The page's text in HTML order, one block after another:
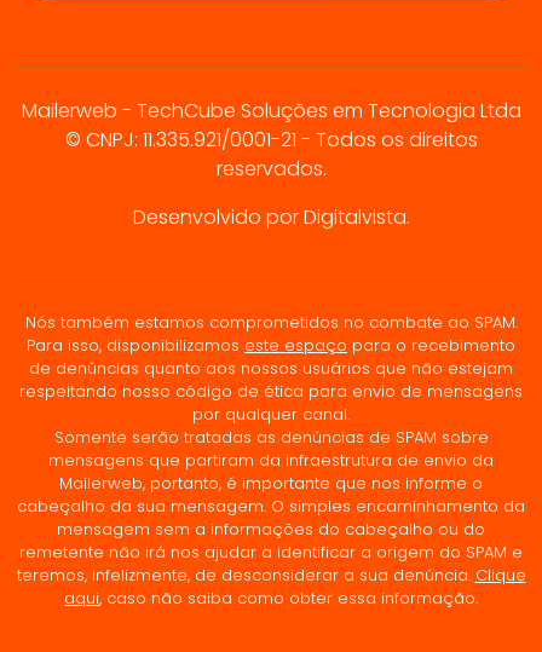
Mailerweb - TechCube Soluções em Tecnologia Ltda
© CNPJ: 11.335.921/0001-21 - Todos os direitos
reservados.
Desenvolvido por Digitalvista.
Nós também estamos comprometidos no combate ao SPAM.
Para isso, disponibilizamos este espaço para o recebimento
de denúncias quanto aos nossos usuários que não estejam
respeitando nosso código de ética para envio de mensagens
por qualquer canal.
Somente serão tratadas as denúncias de SPAM sobre
mensagens que partiram da infraestrutura de envio da
Mailerweb, portanto, é importante que nos informe o
cabeçalho da sua mensagem. O simples encaminhamento da
mensagem sem a informações do cabeçalho ou do
remetente não irá nos ajudar a identificar a origem do SPAM e
teremos, infelizmente, de desconsiderar a sua denúncia. Clique
aqui, caso não saiba como obter essa informação.